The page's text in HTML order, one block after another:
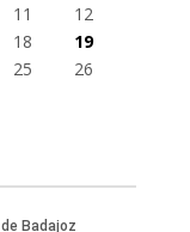
11
12
18
19
25
26